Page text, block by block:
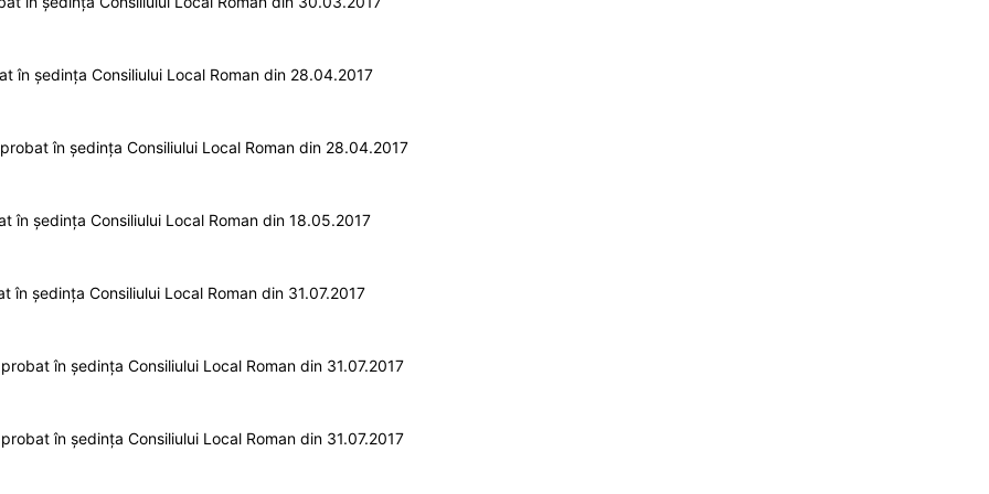
în ședința Consiliului Local Roman din 28.04.2017
în ședința Consiliului Local Roman din 28.04.2017
în ședința Consiliului Local Roman din 18.05.2017
în ședința Consiliului Local Roman din 31.07.2017
în ședința Consiliului Local Roman din 31.07.2017
în ședința Consiliului Local Roman din 31.07.2017